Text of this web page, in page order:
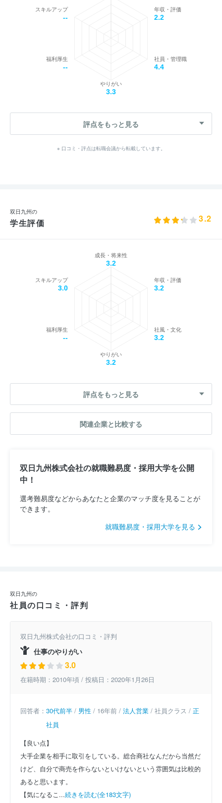
年収・評価
2.2
社員・管理職
4.4
やりがい
3.3
福利厚生
--
スキルアップ
--
評点をもっと見る
※ 口コミ・評点は転職会議から転載しています。
双日九州の
学生評価 3.2
成長・将来性
3.2
年収・評価
3.2
社風・文化
3.2
やりがい
3.2
福利厚生
--
スキルアップ
3.0
評点をもっと見る
関連企業と比較する
双日九州株式会社の就職難易度・採用大学を公開
中！
選考難易度などからあなたと企業のマッチ度を見ることが
できます。
就職難易度・採用大学を見る
双日九州の
社員の口コミ・評判
双日九州株式会社の口コミ・評判
仕事のやりがい
3.0
在籍時期：2010年頃 / 投稿日：2020年1月26日
回答者： 30代前半 / 男性 / 16年前 / 法人営業 / 社員クラス / 正
社員
【良い点】
大手企業を相手に取引をしている。総合商社なんだから当然だ
けど、自分で商売を作らないといけないという雰囲気は比較的
あると思います。
【気になるこ...続きを読む(全183文字)